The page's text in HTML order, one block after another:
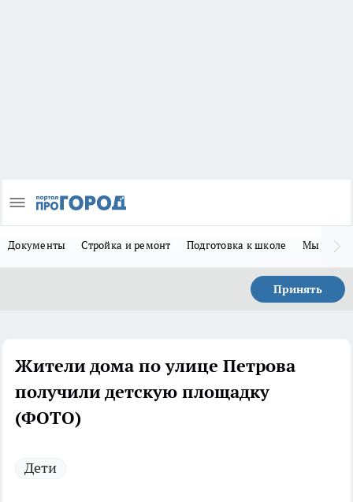
Документы Стройка и ремонт Подготовка к школе Мы в MAX
Принять
Жители дома по улице Петрова
получили детскую площадку
(ФОТО)
Дети